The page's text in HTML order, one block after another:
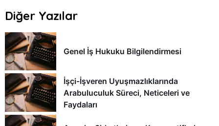
Diğer Yazılar
Genel İş Hukuku Bilgilendirmesi
İşçi-İşveren Uyuşmazlıklarında
Arabuluculuk Süreci, Neticeleri ve
Faydaları